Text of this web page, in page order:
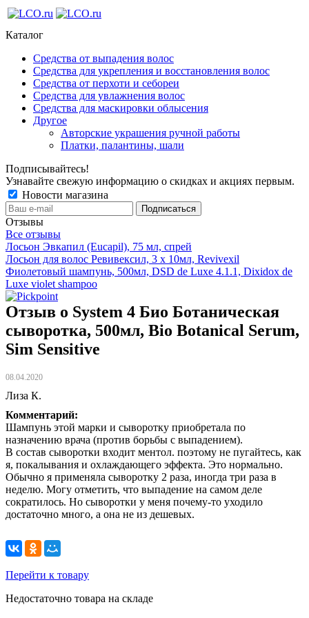
Каталог
Средства от выпадения волос
Средства для укрепления и восстановления волос
Средства от перхоти и себореи
Средства для увлажнения волос
Средства для маскировки облысения
Другое
Авторские украшения ручной работы
Платки, палантины, шали
Подписывайтесь!
Узнавайте свежую информацию о скидках и акциях первым.
Новости магазина
Отзывы
Все отзывы
Лосьон Эвкапил (Eucapil), 75 мл, спрей
Лосьон для волос Ревивексил, 3 х 10мл, Revivexil
Фиолетовый шампунь, 500мл, DSD de Luxe 4.1.1, Dixidox de
Luxe violet shampoo
Отзыв о System 4 Био Ботаническая
сыворотка, 500мл, Bio Botanical Serum,
Sim Sensitive
08.04.2020
Лиза К.
Комментарий:
Шампунь этой марки и сыворотку приобретала по
назначению врача (против борьбы с выпадением).
В состав сыворотки входит ментол. поэтому не пугайтесь, как
я, покалывания и охлаждающего эффекта. Это нормально.
Обычно я применяла сыворотку 2 раза, иногда три раза в
неделю. Могу отметить, что выпадение на самом деле
сократилось. Но сыворотки у меня почему-то уходило
достаточно много, а она не из дешевых.
Перейти к товару
Недостаточно товара на складе